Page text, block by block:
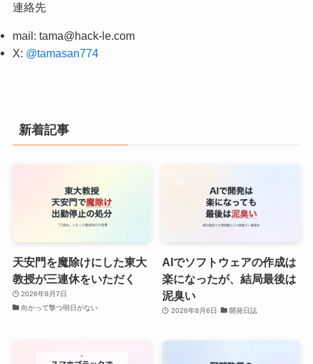
連絡先
mail: tama@hack-le.com
X: @tamasan774
新着記事
天安門を魔除けにした東大
教授が三連休をいただく
2026年8月7日
向かって撃つ明日がない
AIでソフトウェアの作成は
楽になったが、結局最後は
泥臭い
2026年8月6日 開発日誌